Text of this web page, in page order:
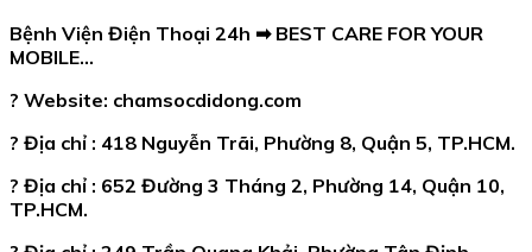
Bệnh Viện Điện Thoại 24h ➡BEST CARE FOR YOUR
MOBILE…
? Website: chamsocdidong.com
? Địa chỉ : 418 Nguyễn Trãi, Phường 8, Quận 5, TP.HCM.
? Địa chỉ : 652 Đường 3 Tháng 2, Phường 14, Quận 10,
TP.HCM.